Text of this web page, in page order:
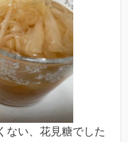
ない、花見糖でした